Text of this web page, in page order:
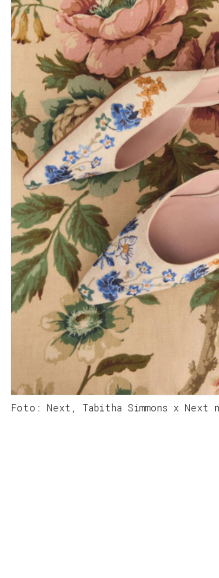
Foto: Next, Tabitha Simmons x Next